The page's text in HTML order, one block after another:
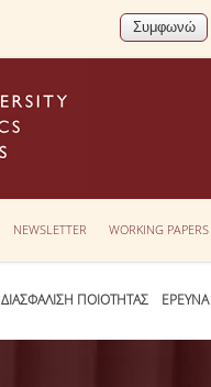
NEWSLETTER WORKING PAPERS
ΔΙΑΣΦΑΛΙΣΗ ΠΟΙΟΤΗΤΑΣ ΕΡΕΥΝΑ